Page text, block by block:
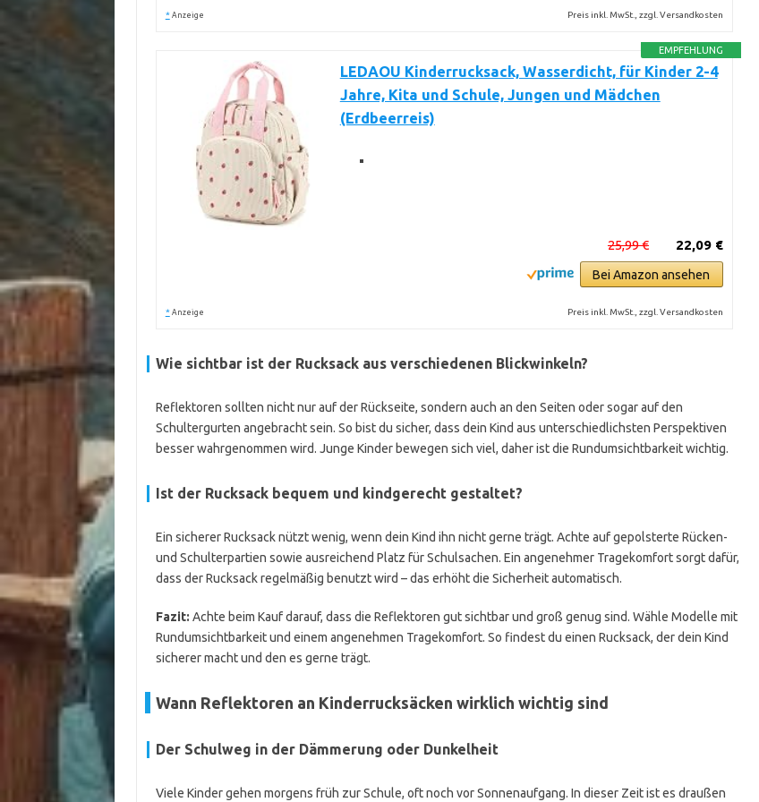
* Anzeige Preis inkl. MwSt., zzgl. Versandkosten
EMPFEHLUNG
LEDAOU Kinderrucksack, Wasserdicht, für Kinder 2-4
Jahre, Kita und Schule, Jungen und Mädchen
(Erdbeerreis)
22,09 €
25,99 €
Bei Amazon ansehen
* Anzeige Preis inkl. MwSt., zzgl. Versandkosten
Wie sichtbar ist der Rucksack aus verschiedenen Blickwinkeln?
Reflektoren sollten nicht nur auf der Rückseite, sondern auch an den Seiten oder sogar auf den
Schultergurten angebracht sein. So bist du sicher, dass dein Kind aus unterschiedlichsten Perspektiven
besser wahrgenommen wird. Junge Kinder bewegen sich viel, daher ist die Rundumsichtbarkeit wichtig.
Ist der Rucksack bequem und kindgerecht gestaltet?
Ein sicherer Rucksack nützt wenig, wenn dein Kind ihn nicht gerne trägt. Achte auf gepolsterte Rücken-
und Schulterpartien sowie ausreichend Platz für Schulsachen. Ein angenehmer Tragekomfort sorgt dafür,
dass der Rucksack regelmäßig benutzt wird – das erhöht die Sicherheit automatisch.
Fazit: Achte beim Kauf darauf, dass die Reflektoren gut sichtbar und groß genug sind. Wähle Modelle mit
Rundumsichtbarkeit und einem angenehmen Tragekomfort. So findest du einen Rucksack, der dein Kind
sicherer macht und den es gerne trägt.
Wann Reflektoren an Kinderrucksäcken wirklich wichtig sind
Der Schulweg in der Dämmerung oder Dunkelheit
Viele Kinder gehen morgens früh zur Schule, oft noch vor Sonnenaufgang. In dieser Zeit ist es draußen